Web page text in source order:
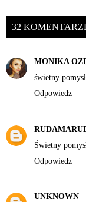
32
MONIKA
świetny
Odpowiedz
Świetny
Odpowiedz
UNKNOWN